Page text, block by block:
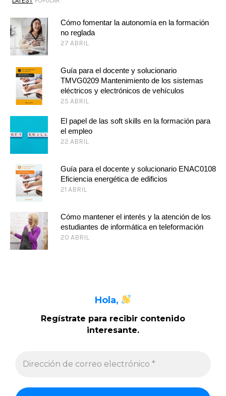
Cómo fomentar la autonomía en la formación
no reglada
27 ABRIL
Guía para el docente y solucionario
TMVG0209 Mantenimiento de los sistemas
eléctricos y electrónicos de vehículos
25 ABRIL
El papel de las soft skills en la formación para
el empleo
22 ABRIL
Guía para el docente y solucionario ENAC0108
Eficiencia energética de edificios
21 ABRIL
Cómo mantener el interés y la atención de los
estudiantes de informática en teleformación
20 ABRIL
Hola,
Regístrate para recibir contenido
interesante.